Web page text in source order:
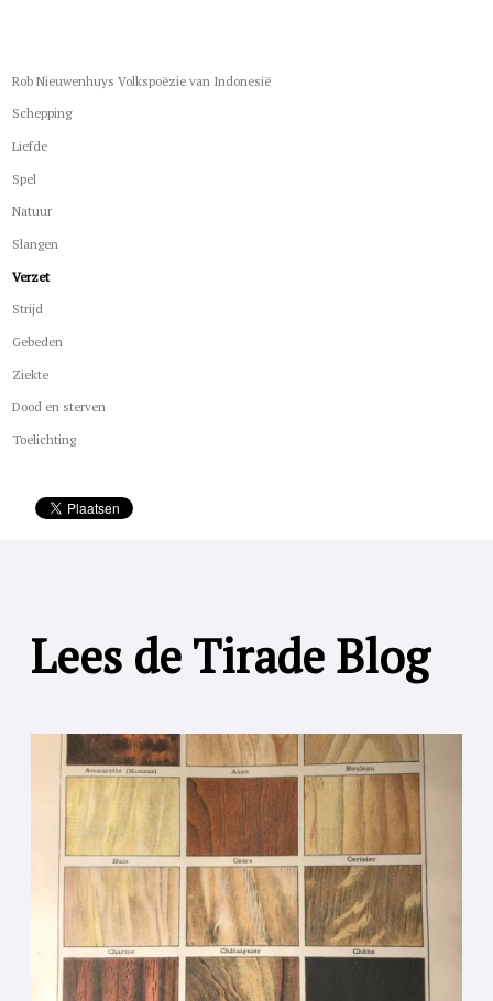
Rob Nieuwenhuys Volkspoëzie van Indonesië
Schepping
Liefde
Spel
Natuur
Slangen
Verzet
Strijd
Gebeden
Ziekte
Dood en sterven
Toelichting
Lees de Tirade Blog